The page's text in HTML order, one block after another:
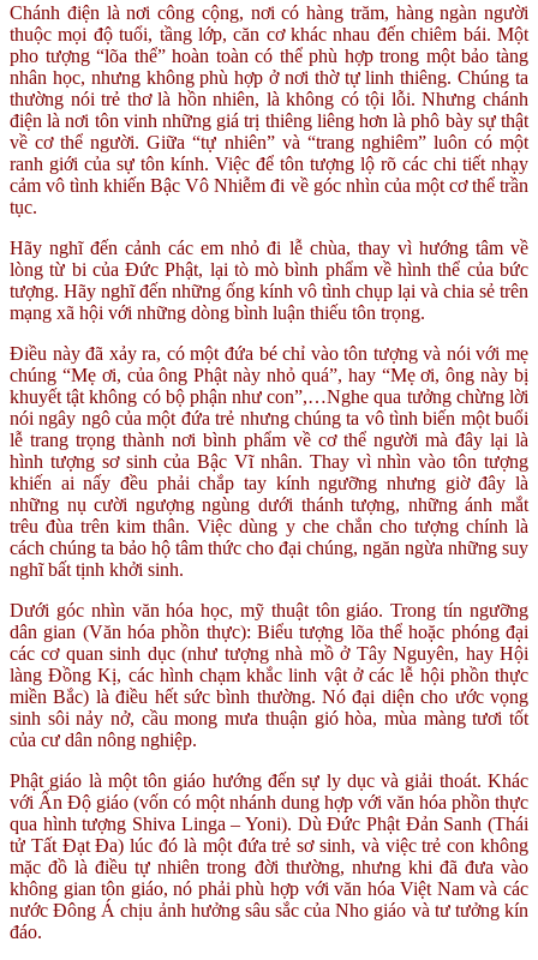
Chánh điện là nơi công cộng, nơi có hàng trăm, hàng ngàn người
thuộc mọi độ tuổi, tầng lớp, căn cơ khác nhau đến chiêm bái. Một
pho tượng “lõa thể” hoàn toàn có thể phù hợp trong một bảo tàng
nhân học, nhưng không phù hợp ở nơi thờ tự linh thiêng. Chúng ta
thường nói trẻ thơ là hồn nhiên, là không có tội lỗi. Nhưng chánh
điện là nơi tôn vinh những giá trị thiêng liêng hơn là phô bày sự thật
về cơ thể người. Giữa “tự nhiên” và “trang nghiêm” luôn có một
ranh giới của sự tôn kính. Việc để tôn tượng lộ rõ các chi tiết nhạy
cảm vô tình khiến Bậc Vô Nhiễm đi về góc nhìn của một cơ thể trần
tục.
Hãy nghĩ đến cảnh các em nhỏ đi lễ chùa, thay vì hướng tâm về
lòng từ bi của Đức Phật, lại tò mò bình phẩm về hình thể của bức
tượng. Hãy nghĩ đến những ống kính vô tình chụp lại và chia sẻ trên
mạng xã hội với những dòng bình luận thiếu tôn trọng.
Điều này đã xảy ra, có một đứa bé chỉ vào tôn tượng và nói với mẹ
chúng “Mẹ ơi, của ông Phật này nhỏ quá”, hay “Mẹ ơi, ông này bị
khuyết tật không có bộ phận như con”,…Nghe qua tưởng chừng lời
nói ngây ngô của một đứa trẻ nhưng chúng ta vô tình biến một buổi
lễ trang trọng thành nơi bình phẩm về cơ thể người mà đây lại là
hình tượng sơ sinh của Bậc Vĩ nhân. Thay vì nhìn vào tôn tượng
khiến ai nấy đều phải chắp tay kính ngưỡng nhưng giờ đây là
những nụ cười ngượng ngùng dưới thánh tượng, những ánh mắt
trêu đùa trên kim thân. Việc dùng y che chắn cho tượng chính là
cách chúng ta bảo hộ tâm thức cho đại chúng, ngăn ngừa những suy
nghĩ bất tịnh khởi sinh.
Dưới góc nhìn văn hóa học, mỹ thuật tôn giáo. Trong tín ngưỡng
dân gian (Văn hóa phồn thực): Biểu tượng lõa thể hoặc phóng đại
các cơ quan sinh dục (như tượng nhà mồ ở Tây Nguyên, hay Hội
làng Đồng Kị, các hình chạm khắc linh vật ở các lễ hội phồn thực
miền Bắc) là điều hết sức bình thường. Nó đại diện cho ước vọng
sinh sôi nảy nở, cầu mong mưa thuận gió hòa, mùa màng tươi tốt
của cư dân nông nghiệp.
Phật giáo là một tôn giáo hướng đến sự ly dục và giải thoát. Khác
với Ấn Độ giáo (vốn có một nhánh dung hợp với văn hóa phồn thực
qua hình tượng Shiva Linga – Yoni). Dù Đức Phật Đản Sanh (Thái
tử Tất Đạt Đa) lúc đó là một đứa trẻ sơ sinh, và việc trẻ con không
mặc đồ là điều tự nhiên trong đời thường, nhưng khi đã đưa vào
không gian tôn giáo, nó phải phù hợp với văn hóa Việt Nam và các
nước Đông Á chịu ảnh hưởng sâu sắc của Nho giáo và tư tưởng kín
đáo.